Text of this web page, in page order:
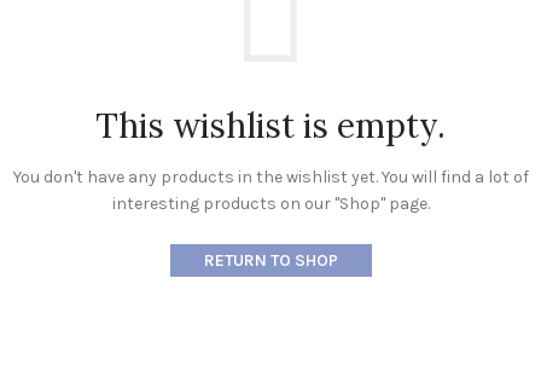
This wishlist is empty.
You don't have any products in the wishlist yet. You will find a lot of
interesting products on our "Shop" page.
RETURN TO SHOP